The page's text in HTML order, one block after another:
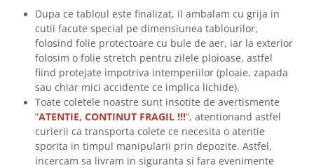
Dupa ce tabloul este finalizat, il ambalam cu grija in
cutii facute special pe dimensiunea tablourilor,
folosind folie protectoare cu bule de aer, iar la exterior
folosim o folie stretch pentru zilele ploioase, astfel
fiind protejate impotriva intemperiilor (ploaie, zapada
sau chiar mici accidente ce implica lichide).
Toate coletele noastre sunt insotite de avertismente
”ATENTIE, CONTINUT FRAGIL !!!”, atentionand astfel
curierii ca transporta colete ce necesita o atentie
sporita in timpul manipularii prin depozite. Astfel,
incercam sa livram in siguranta si fara evenimente